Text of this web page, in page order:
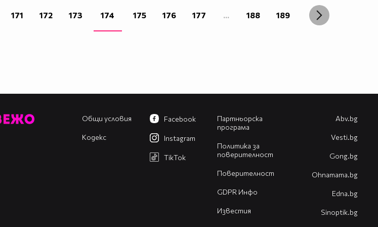
171 172 173 174 175 176 177 ... 188 189
Общи условия
Кодекс
Партньорска
програма
Политика за
поверителност
Поверителност
GDPR Инфо
Известия
Facebook
Instagram
TikTok
Abv.bg
Vesti.bg
Gong.bg
Оhnamama.bg
Edna.bg
Sinoptik.bg